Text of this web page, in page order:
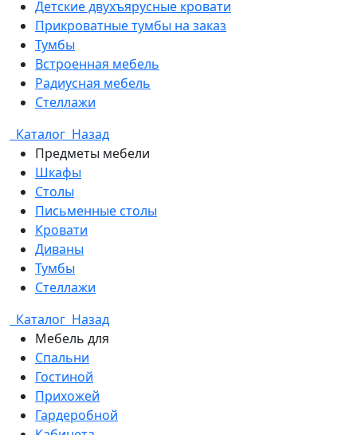
Детские двухъярусные кровати
Прикроватные тумбы на заказ
Тумбы
Встроенная мебель
Радиусная мебель
Стеллажи
Каталог Назад
Предметы мебели
Шкафы
Столы
Письменные столы
Кровати
Диваны
Тумбы
Стеллажи
Каталог Назад
Мебель для
Спальни
Гостиной
Прихожей
Гардеробной